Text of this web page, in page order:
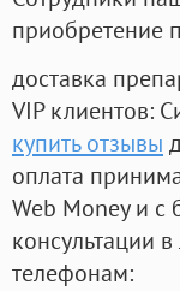
приобретение
доставка
VIP клиентов:
купить отзывы
оплата
Web Money и с
консультации
телефонам: